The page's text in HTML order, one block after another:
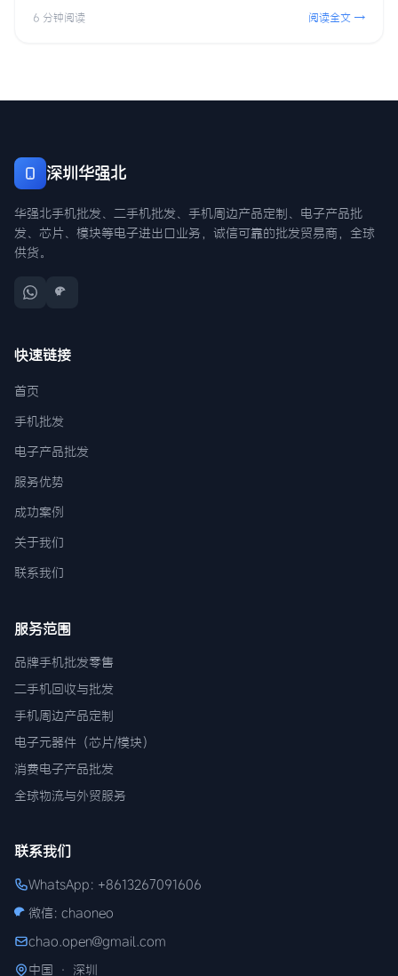
6 分钟阅读 阅读全文 →
深圳华强北
华强北手机批发、二手机批发、手机周边产品定制、电子产品批
发、芯片、模块等电子进出口业务，诚信可靠的批发贸易商，全球
供货。
快速链接
首页
手机批发
电子产品批发
服务优势
成功案例
关于我们
联系我们
服务范围
品牌手机批发零售
二手机回收与批发
手机周边产品定制
电子元器件（芯片/模块）
消费电子产品批发
全球物流与外贸服务
联系我们
WhatsApp: +8613267091606
微信: chaoneo
chao.open@gmail.com
中国 · 深圳